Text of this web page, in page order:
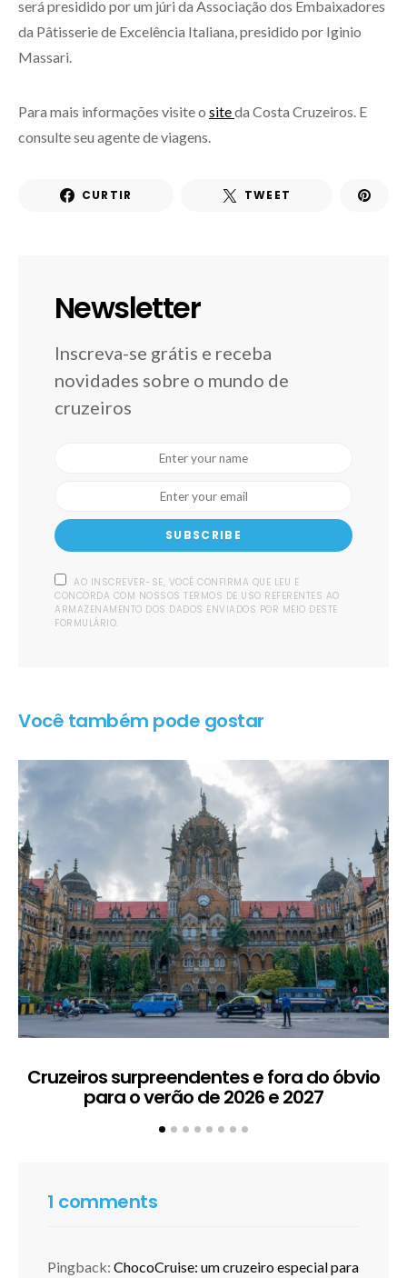
será presidido por um júri da Associação dos Embaixadores
da Pâtisserie de Excelência Italiana, presidido por Iginio
Massari.
Para mais informações visite o siteda Costa Cruzeiros. E
consulte seu agente de viagens.
CURTIR TWEET
Newsletter
Inscreva-se grátis e receba
novidades sobre o mundo de
cruzeiros
SUBSCRIBE
AO INSCREVER-SE, VOCÊ CONFIRMA QUE LEU E
CONCORDA COM NOSSOS TERMOS DE USO REFERENTES AO
ARMAZENAMENTO DOS DADOS ENVIADOS POR MEIO DESTE
FORMULÁRIO.
Você também pode gostar
Cruzeiros surpreendentes e fora do óbvio
para o verão de 2026 e 2027
1 comments
Pingback: ChocoCruise: um cruzeiro especial para